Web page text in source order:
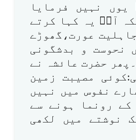
نہیں فرمایا
آپؐ یہ کہا کرتے
عورت،گھوڑے
نحوست و بدشگونی
حضرت عائشہ نے
مصیبت زمین
نفوس میں نہیں
رونما ہونے سے
نوشتے میں لکھی